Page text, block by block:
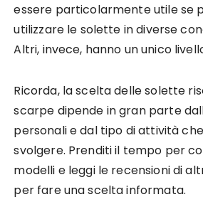
essere particolarmente utile se
utilizzare le solette in diverse
Altri, invece, hanno un unico
Ricorda, la scelta delle solette
scarpe dipende in gran parte
personali e dal tipo di attività
svolgere. Prenditi il tempo per
modelli e leggi le recensioni di
per fare una scelta informata.